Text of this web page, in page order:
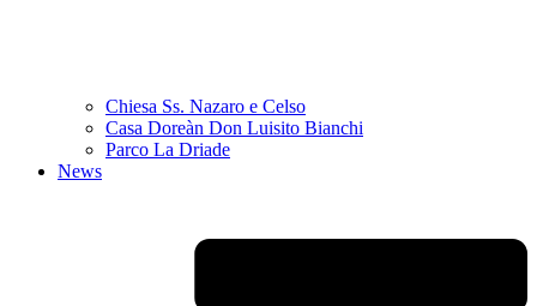
Chiesa Ss. Nazaro e Celso
Casa Doreàn Don Luisito Bianchi
Parco La Driade
News